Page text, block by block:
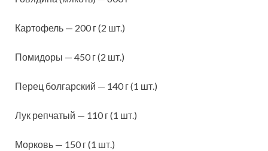
Картофель — 200 г (2 шт.)
Помидоры — 450 г (2 шт.)
Перец болгарский — 140 г (1 шт.)
Лук репчатый — 110 г (1 шт.)
Морковь — 150 г (1 шт.)